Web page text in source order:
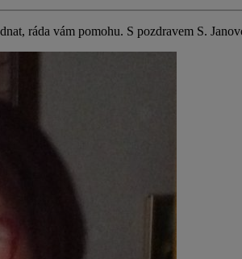
ráda vám pomohu. S pozdravem S.